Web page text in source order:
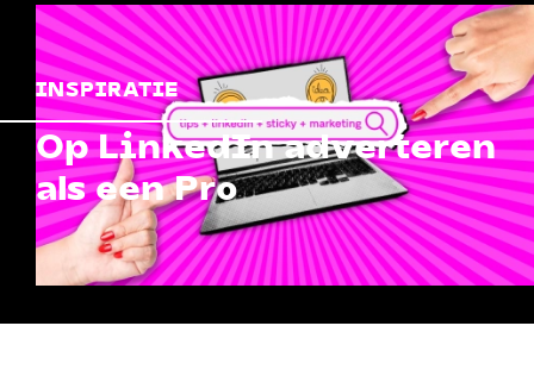
INSPIRATIE
Op LinkedIn adverteren
als een Pro